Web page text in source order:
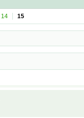
14 15